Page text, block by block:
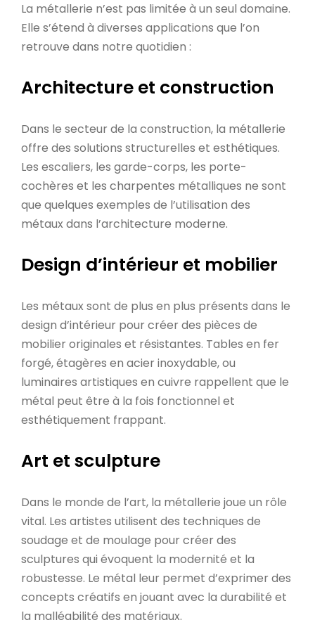
La métallerie n’est pas limitée à un seul domaine.
Elle s’étend à diverses applications que l’on
retrouve dans notre quotidien :
Architecture et construction
Dans le secteur de la construction, la métallerie
offre des solutions structurelles et esthétiques.
Les escaliers, les garde-corps, les porte-
cochères et les charpentes métalliques ne sont
que quelques exemples de l’utilisation des
métaux dans l’architecture moderne.
Design d’intérieur et mobilier
Les métaux sont de plus en plus présents dans le
design d’intérieur pour créer des pièces de
mobilier originales et résistantes. Tables en fer
forgé, étagères en acier inoxydable, ou
luminaires artistiques en cuivre rappellent que le
métal peut être à la fois fonctionnel et
esthétiquement frappant.
Art et sculpture
Dans le monde de l’art, la métallerie joue un rôle
vital. Les artistes utilisent des techniques de
soudage et de moulage pour créer des
sculptures qui évoquent la modernité et la
robustesse. Le métal leur permet d’exprimer des
concepts créatifs en jouant avec la durabilité et
la malléabilité des matériaux.